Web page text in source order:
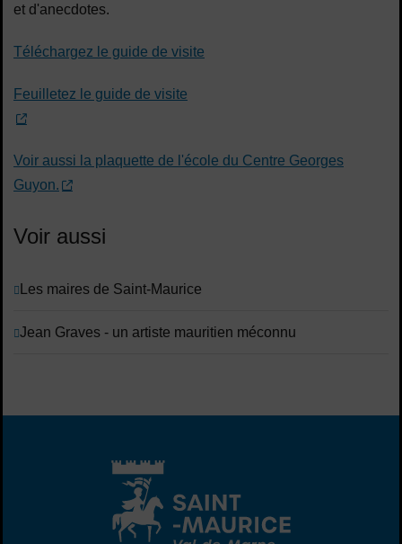
et d'anecdotes.
Téléchargez le guide de visite
Feuilletez le guide de visite
Voir aussi la plaquette de l'école du Centre Georges
Guyon.
Voir aussi
Les maires de Saint-Maurice
Jean Graves - un artiste mauritien méconnu